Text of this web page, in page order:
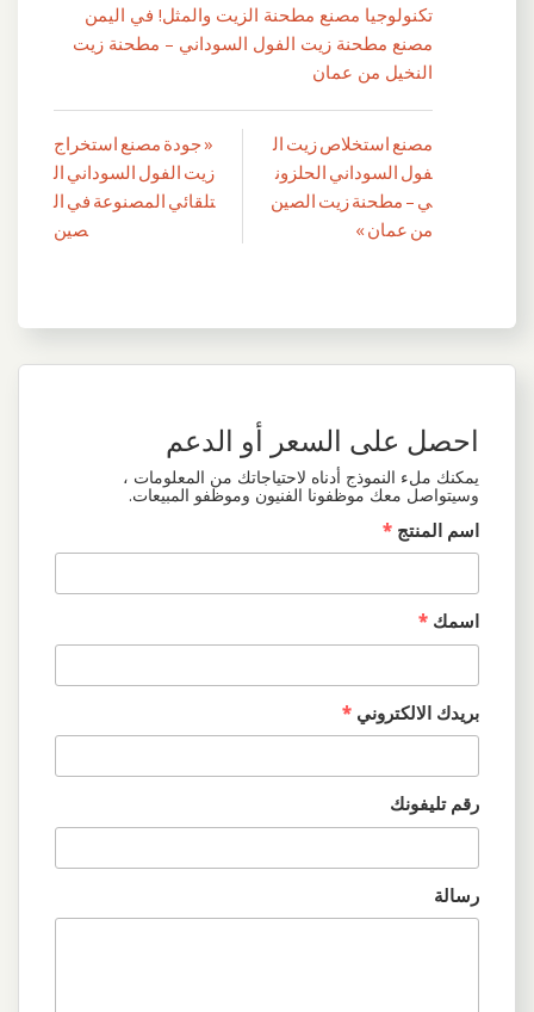
تكنولوجيا مصنع مطحنة الزيت والمثل! في اليمن
مصنع مطحنة زيت الفول السوداني – مطحنة زيت
النخيل من عمان
تصفّح
المقالات
« جودة مصنع استخراج
زيت الفول السوداني ال
تلقائي المصنوعة في ال
صين
مصنع استخلاص زيت ال
فول السوداني الحلزون
ي – مطحنة زيت الصين
من عمان »
احصل على السعر أو الدعم
يمكنك ملء النموذج أدناه لاحتياجاتك من المعلومات ،
وسيتواصل معك موظفونا الفنيون وموظفو المبيعات.
اسم المنتج *
اسمك *
بريدك الالكتروني *
رقم تليفونك
رسالة